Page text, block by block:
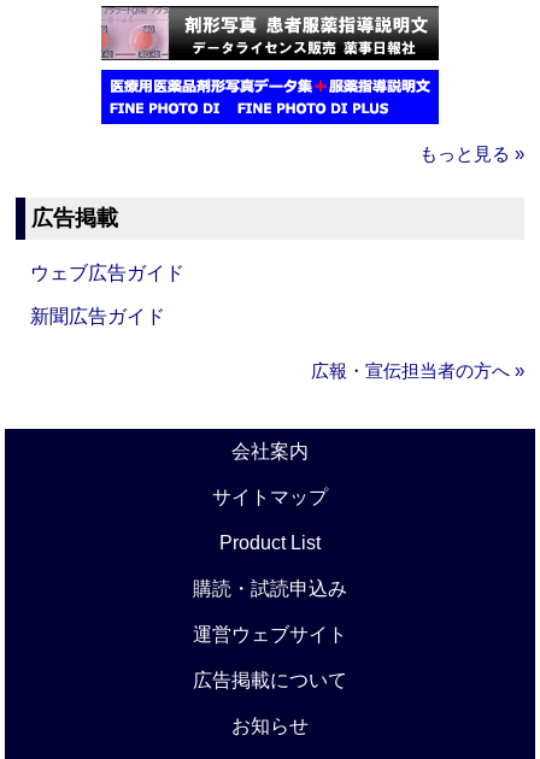
もっと見る »
広告掲載
ウェブ広告ガイド
新聞広告ガイド
広報・宣伝担当者の方へ »
会社案内
サイトマップ
Product List
購読・試読申込み
運営ウェブサイト
広告掲載について
お知らせ